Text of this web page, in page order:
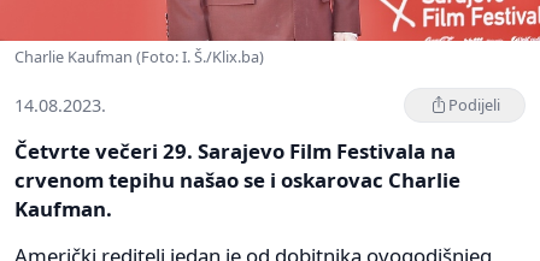
Charlie Kaufman (Foto: I. Š./Klix.ba)
14.08.2023. Podijeli
Četvrte večeri 29. Sarajevo Film Festivala na
crvenom tepihu našao se i oskarovac Charlie
Kaufman.
Američki reditelj jedan je od dobitnika ovogodišnjeg